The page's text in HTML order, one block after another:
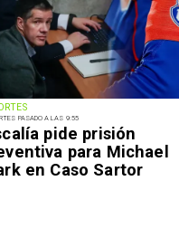
PASADO A LAS 9:55
pide prisión
para Michael
en Caso Sartor